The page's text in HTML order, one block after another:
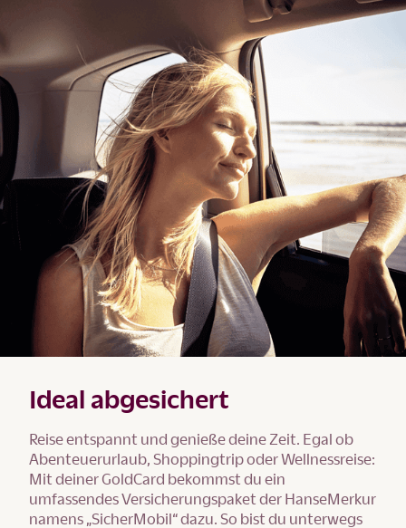
Ideal abgesichert
Reise entspannt und genieße deine Zeit. Egal ob
Abenteuerurlaub, Shoppingtrip oder Wellnessreise:
Mit deiner GoldCard bekommst du ein
umfassendes Versicherungspaket der HanseMerkur
namens „SicherMobil“ dazu. So bist du unterwegs